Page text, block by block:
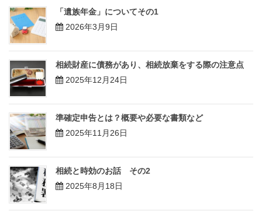
「遺族年金」についてその1
2026年3月9日
相続財産に債務があり、相続放棄をする際の注意点
2025年12月24日
準確定申告とは？概要や必要な書類など
2025年11月26日
相続と時効のお話 その2
2025年8月18日